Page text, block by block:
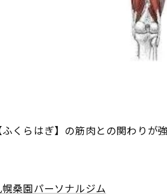
くらはぎ】の筋肉との関わり
桑園パーソナルジム